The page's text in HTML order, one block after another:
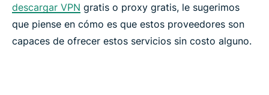
descargar VPN gratis o proxy gratis, le sugerimos
que piense en cómo es que estos proveedores son
capaces de ofrecer estos servicios sin costo alguno.